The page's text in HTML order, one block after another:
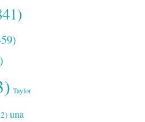
Taylor
una